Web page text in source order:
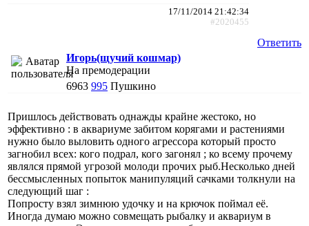
17/11/2014 21:42:34
#2020455
Ответить
Игорь(щучий кошмар)
На премодерации
6963 995 Пушкино
Пришлось действовать однажды крайне жестоко, но
эффективно : в аквариуме забитом корягами и растениями
нужно было выловить одного агрессора который просто
загнобил всех: кого подрал, кого загонял ; ко всему прочему
являлся прямой угрозой молоди прочих рыб.Несколько дней
бессмысленных попыток манипуляций сачками толкнули на
следующий шаг :
Попросту взял зимнюю удочку и на крючок поймал её.
Иногда думаю можно совмещать рыбалку и аквариум в